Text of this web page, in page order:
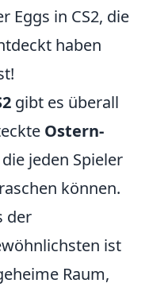
Eggs in CS2, die
haben
gibt es überall
Ostern-
die jeden Spieler
können.
der
ist
Raum,